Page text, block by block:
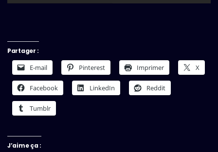
Partager :
E-mail Pinterest Imprimer X
Facebook LinkedIn Reddit
Tumblr
J’aime ça :